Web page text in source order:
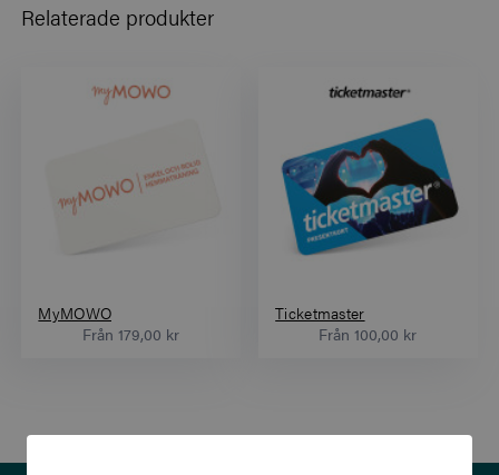
Relaterade produkter
MyMOWO
Från 179,00 kr
Ticketmaster
Från 100,00 kr